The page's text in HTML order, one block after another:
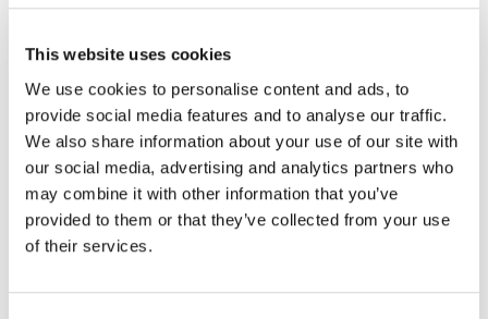
This website uses cookies
We use cookies to personalise content and ads, to
provide social media features and to analyse our traffic.
We also share information about your use of our site with
our social media, advertising and analytics partners who
may combine it with other information that you’ve
provided to them or that they’ve collected from your use
of their services.